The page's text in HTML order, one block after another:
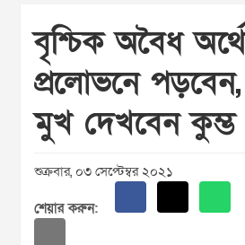
বৃশ্চিক অবৈধ
প্রলোভনে
মুখ দেখবেন কুম্ভ
শুক্রবার, ০৩ সেপ্টেম্বর ২০২১
শেয়ার করুন: